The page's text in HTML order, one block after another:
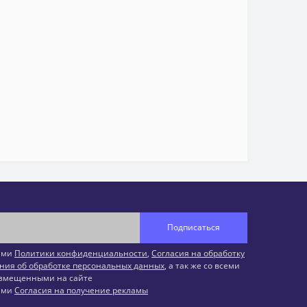
Подписаться
Политики конфиденциальности, Согласия на обработку
об обработке персональных данных, а так же со всеми
на сайте
Согласия на получение рекламы